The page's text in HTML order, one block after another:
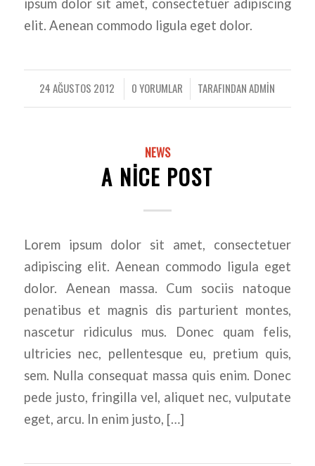
ipsum dolor sit amet, consectetuer adipiscing
elit. Aenean commodo ligula eget dolor.
24 AĞUSTOS 2012
/ 0 YORUMLAR
/ TARAFINDANADMIN
NEWS
A NICE POST
Lorem ipsum dolor sit amet, consectetuer
adipiscing elit. Aenean commodo ligula eget
dolor. Aenean massa. Cum sociis natoque
penatibus et magnis dis parturient montes,
nascetur ridiculus mus. Donec quam felis,
ultricies nec, pellentesque eu, pretium quis,
sem. Nulla consequat massa quis enim. Donec
pede justo, fringilla vel, aliquet nec, vulputate
eget, arcu. In enim justo, […]